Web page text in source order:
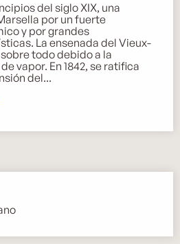
del siglo XIX, una
por un fuerte
y por grandes
La ensenada del Vieux-
todo debido a la
vapor. En 1842, se ratifica
del...